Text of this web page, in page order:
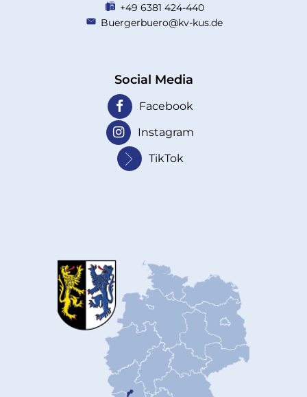
+49 6381 424-440
Buergerbuero@kv-kus.de
Social Media
Facebook
Instagram
TikTok